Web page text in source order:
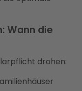
Wann die
drohen: